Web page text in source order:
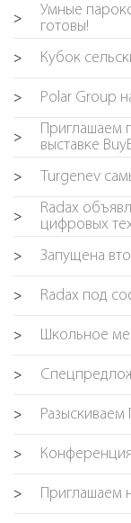
>
Умные
готовы!
> Кубок
> Polar Group
>
Приглашаем
выставке
> Turgenev
>
Radax
цифровых
> Запущена
> Radax под
> Школьное
>
> Разыскиваем
>
> Приглашаем